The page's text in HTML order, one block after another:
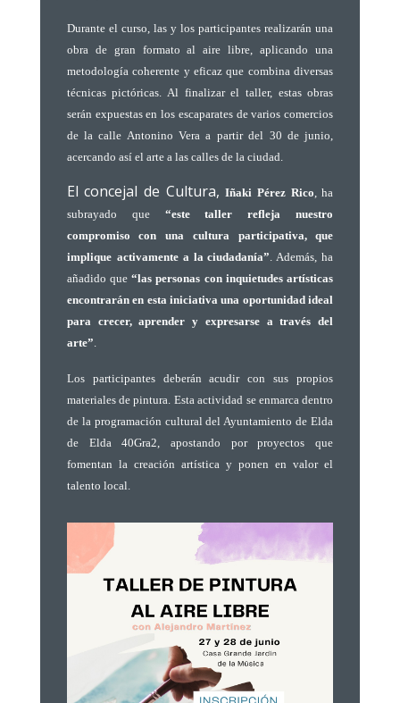
Durante el curso, las y los participantes realizarán una
obra de gran formato al aire libre, aplicando una
metodología coherente y eficaz que combina diversas
técnicas pictóricas. Al finalizar el taller, estas obras
serán expuestas en los escaparates de varios comercios
de la calle Antonino Vera a partir del 30 de junio,
acercando así el arte a las calles de la ciudad.
El concejal de Cultura,Iñaki Pérez Rico, ha
subrayado que “este taller refleja nuestro
compromiso con una cultura participativa, que
implique activamente a la ciudadanía”. Además, ha
añadido que“las personas con inquietudes artísticas
encontrarán en esta iniciativa una oportunidad ideal
para crecer, aprender y expresarse a través del
arte”.
Los participantes deberán acudir con sus propios
materiales de pintura. Esta actividad se enmarca dentro
de la programación cultural del Ayuntamiento de Elda
de Elda 40Gra2, apostando por proyectos que
fomentan la creación artística y ponen en valor el
talento local.